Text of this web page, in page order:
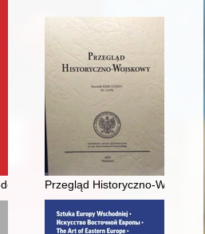
paszkwilu
Przegląd Historyczno-